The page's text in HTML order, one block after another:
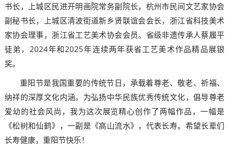
书长，上城区民进开明画院常务副院长，杭州市民间文艺家协会
副秘书长，上城区清波街道新乡贤联谊会会长，浙江省科技美术
家协会理事，浙江省工艺美术协会会员。省级非遗传承人蔡履平
徒弟，2024年和2025年连续两年获省工艺美术作品精品展银
奖。
重阳节是我国重要的传统节日，承载着尊老、敬老、祈福、
纳祥的深厚文化内涵。为弘扬中华民族优秀传统文化，倡导尊老
爱幼的社会风尚，我为这次展览精心创作了两幅作品，一幅是
《松树和仙鹤》，一副是《高山流水》，代表长寿。希望长辈们
长寿健康，重阳节快乐！